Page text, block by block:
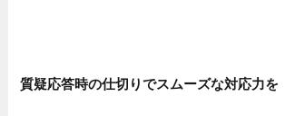
質疑応答時の仕切りでスムーズな対応力を